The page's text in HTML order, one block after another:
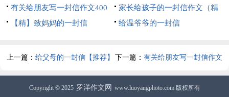
编15篇)
有关给朋友写一封信作文400
字汇总6篇
家长给孩子的一封信作文（精
选9篇）
【精】致妈妈的一封信 给温爷爷的一封信
上一篇：给父母的一封信【推荐】 下一篇： 有关给朋友写一封信作文
500字汇编八篇
Copyright © 2025 罗洋作文网 www.luoyangphoto.com 版权所有